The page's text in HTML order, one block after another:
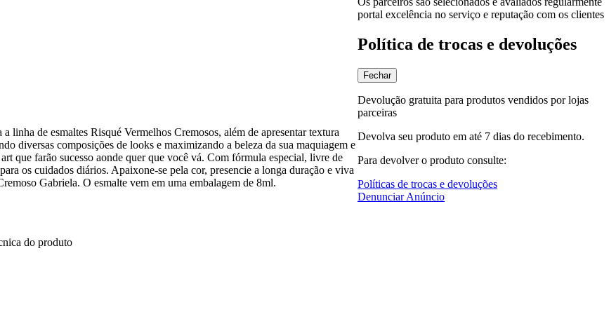
portal excelência no serviço e reputação com os clientes
Política de trocas e devoluções
Fechar
Devolução gratuita para produtos vendidos por lojas
parceiras
Devolva seu produto em até 7 dias do recebimento.
Para devolver o produto consulte:
Políticas de trocas e devoluções
Denunciar Anúncio
linha de esmaltes Risqué Vermelhos Cremosos, além de apresentar textura
diversas composições de looks e maximizando a beleza da sua maquiagem e
que farão sucesso aonde quer que você vá. Com fórmula especial, livre de
os cuidados diários. Apaixone-se pela cor, presencie a longa duração e viva
Gabriela. O esmalte vem em uma embalagem de 8ml.
do produto